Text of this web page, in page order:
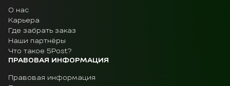
О нас
Карьера
Где забрать заказ
Наши партнёры
Что такое 5Post?
ПРАВОВАЯ ИНФОРМАЦИЯ
Правовая информация